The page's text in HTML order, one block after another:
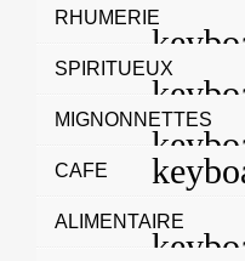
RHUMERIE
SPIRITUEUX
MIGNONNETTES
CAFE
ALIMENTAIRE